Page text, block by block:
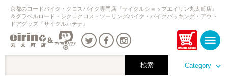
Category
京都のロードバイク・クロスバイク専門店『サイクルショップエイリン丸太町店』
＆グラベルロード・シクロクロス・ツーリングバイク・バイクパッキング・アウト
ドアグッズ『サイクルハテナ』